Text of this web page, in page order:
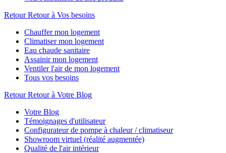
Retour Retour à Vos besoins
Chauffer mon logement
Climatiser mon logement
Eau chaude sanitaire
Assainir mon logement
Ventiler l'air de mon logement
Tous vos besoins
Retour Retour à Votre Blog
Votre Blog
Témoignages d'utilisateur
Configurateur de pompe à chaleur / climatiseur
Showroom virtuel (réalité augmentée)
Qualité de l'air intérieur